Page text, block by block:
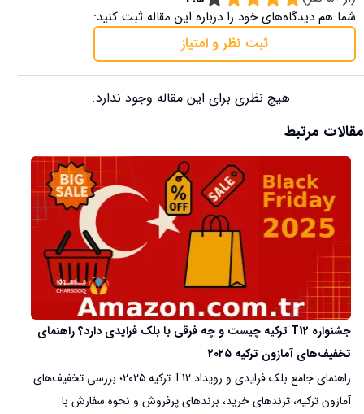
شما هم دیدگاه‌های خود را درباره این مقاله ثبت کنید:
ثبت نظر و امتیاز
هیچ نظری برای این مقاله وجود ندارد.
مقالات مرتبط
جشنواره T12 ترکیه چیست و چه فرقی با بلک فرایدی دارد؟ راهنمای
تخفیف‌های آمازون ترکیه ۲۰۲۵
راهنمای جامع بلک فرایدی و رویداد T12 ترکیه ۲۰۲۵؛ بررسی تخفیف‌های
آمازون ترکیه، ترندهای خرید، برندهای پرفروش و نحوه سفارش با